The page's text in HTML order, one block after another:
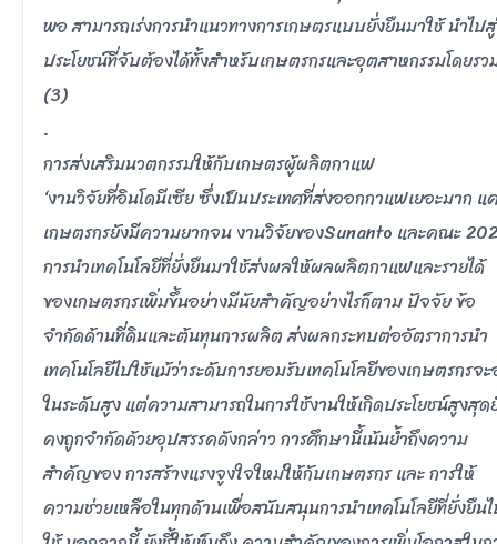
พอ สามารถเร่งการนำแนวทางการเกษตรแบบยั่งยืนมาใช้ นำไปสู่
ประโยชน์ที่จับต้องได้ทั้งสำหรับเกษตรกรและอุตสาหกรรมโดยรว
(3)
.
การส่งเสริมนวตกรรมให้กับเกษตรผู้ผลิตกาแฟ
‘งานวิจัยที่อินโดนีเซีย ซึ่งเป็นประเทศที่ส่งออกกาแฟเยอะมาก แ
เกษตรกรยังมีความยากจน งานวิจัยของSunanto และคณะ
การนำเทคโนโลยีที่ยั่งยืนมาใช้ส่งผลให้ผลผลิตกาแฟและรายได้
ของเกษตรกรเพิ่มขึ้นอย่างมีนัยสำคัญอย่างไรก็ตาม ปัจจัย ข้อ
จำกัดด้านที่ดินและต้นทุนการผลิต ส่งผลกระทบต่ออัตราการนำ
เทคโนโลยีไปใช้แม้ว่าระดับการยอมรับเทคโนโลยีของเกษตรกรจ
ในระดับสูง แต่ความสามารถในการใช้งานให้เกิดประโยชน์สูงสุด
คงถูกจำกัดด้วยอุปสรรคดังกล่าว การศึกษานี้เน้นย้ำถึงความ
สำคัญของ การสร้างแรงจูงใจใหม่ให้กับเกษตรกร และ การให้
ความช่วยเหลือในทุกด้านเพื่อสนับสนุนการนำเทคโนโลยีที่ยั่งยืน